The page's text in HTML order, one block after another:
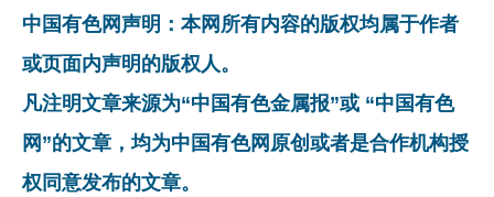
中国有色网声明：本网所有内容的版权均属于作者
或页面内声明的版权人。
凡注明文章来源为“中国有色金属报”或 “中国有色
网”的文章，均为中国有色网原创或者是合作机构授
权同意发布的文章。